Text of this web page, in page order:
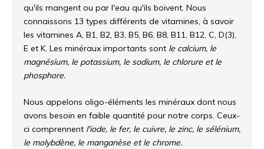
qu'ils mangent ou par l'eau qu'ils boivent. Nous
connaissons 13 types différents de vitamines, à savoir
les vitamines A, B1, B2, B3, B5, B6, B8, B11, B12, C, D(3),
E et K. Les minéraux importants sont le calcium, le
magnésium, le potassium, le sodium, le chlorure et le
phosphore.
Nous appelons oligo-éléments les minéraux dont nous
avons besoin en faible quantité pour notre corps. Ceux-
ci comprennent l'iode, le fer, le cuivre, le zinc, le sélénium,
le molybdène, le manganèse et le chrome.